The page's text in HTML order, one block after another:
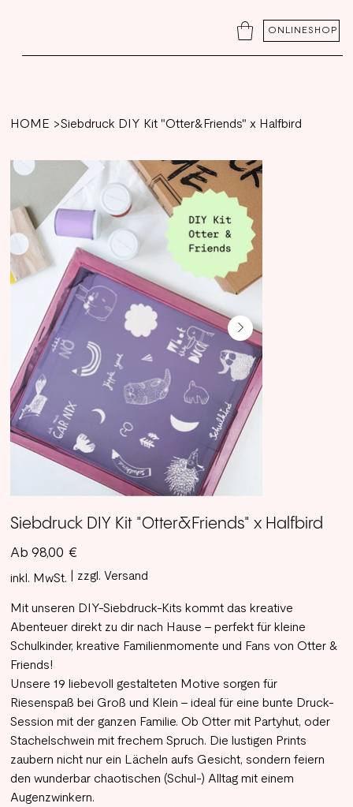
ONLINESHOP
HOME >Siebdruck DIY Kit "Otter&Friends" x Halfbird
Siebdruck DIY Kit "Otter&Friends" x Halfbird
Ab Preis
98,00 €
inkl. MwSt. zzgl. Versand
Mit unseren DIY-Siebdruck-Kits kommt das kreative
Abenteuer direkt zu dir nach Hause – perfekt für kleine
Schulkinder, kreative Familienmomente und Fans von Otter &
Friends!
Unsere 19 liebevoll gestalteten Motive sorgen für
Riesenspaß bei Groß und Klein – ideal für eine bunte Druck-
Session mit der ganzen Familie. Ob Otter mit Partyhut, oder
Stachelschwein mit frechem Spruch. Die lustigen Prints
zaubern nicht nur ein Lächeln aufs Gesicht, sondern feiern
den wunderbar chaotischen (Schul-) Alltag mit einem
Augenzwinkern.